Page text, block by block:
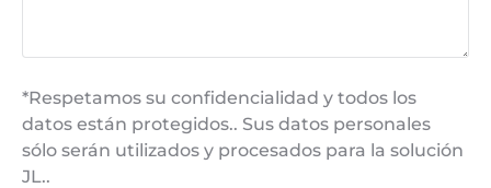
*Respetamos su confidencialidad y todos los
datos están protegidos.. Sus datos personales
sólo serán utilizados y procesados ​​para la solución
JL..